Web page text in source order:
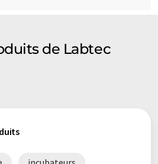
de Labtec